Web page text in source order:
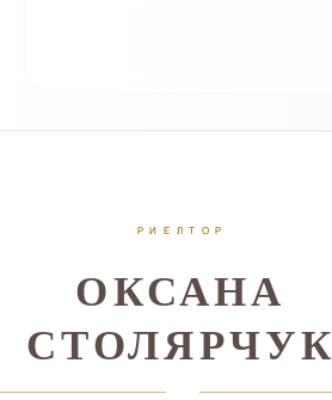
РИЕЛТОР
ОКСАНА
СТОЛЯРЧУК